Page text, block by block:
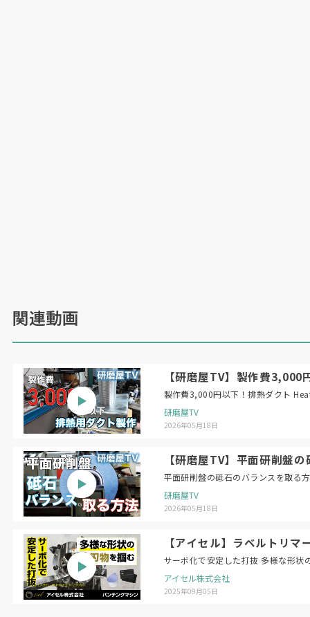
関連動画
【研磨屋TV】製作費
製作
研磨屋TV
2026年05月18日
【研磨屋TV】平面研削
研磨屋TV
2026年05月18日
【アイセル】ラベルトリ
サーボ化で安定した打抜 多様な形状
アイセル株式会社
2025年09月05日